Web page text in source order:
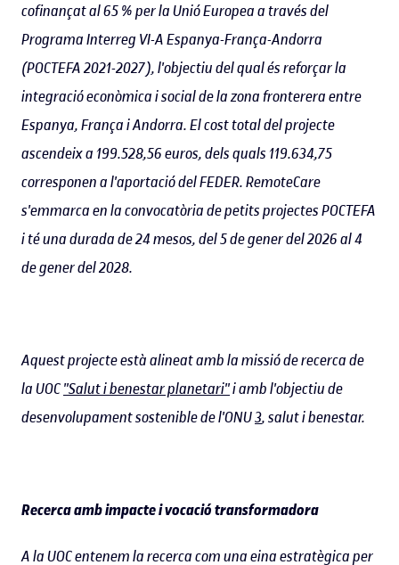
cofinançat al 65 % per la Unió Europea a través del
Programa Interreg VI-A Espanya-França-Andorra
(POCTEFA 2021-2027), l'objectiu del qual és reforçar la
integració econòmica i social de la zona fronterera entre
Espanya, França i Andorra. El cost total del projecte
ascendeix a 199.528,56 euros, dels quals 119.634,75
corresponen a l'aportació del FEDER. RemoteCare
s'emmarca en la convocatòria de petits projectes POCTEFA
i té una durada de 24 mesos, del 5 de gener del 2026 al 4
de gener del 2028.
Aquest projecte està alineat amb la missió de recerca de
la UOC"Salut i benestar planetari"i amb l'objectiu de
desenvolupament sostenible de l'ONU3, salut i benestar.
Recerca amb impacte i vocació transformadora
A la UOC entenem la recerca com una eina estratègica per